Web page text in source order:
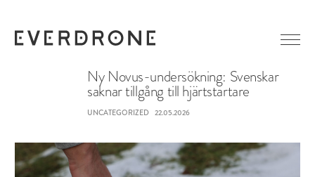
GETTING STARTED
NEWS
IN MEDIA
Ny Novus-undersökning: Svenskar
saknar tillgång till hjärtstartare
UNCATEGORIZED 22.05.2026